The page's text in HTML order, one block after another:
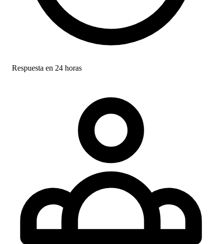
Respuesta en 24 horas